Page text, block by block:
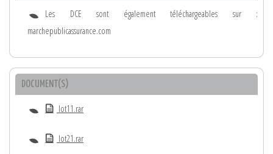
Les DCE sont également téléchargeables sur :
marchepublicassurance.com
DOCUMENT(S)
lot11.rar
lot21.rar